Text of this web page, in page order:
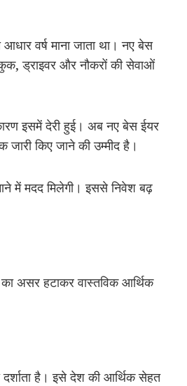
वर्ष माना जाता था। नए बेस
ड्राइवर और नौकरों की सेवाओं
इसमें देरी हुई। अब नए बेस ईयर
किए जाने की उम्मीद है।
में मदद मिलेगी। इससे निवेश बढ़
असर हटाकर वास्तविक आर्थिक
है। इसे देश की आर्थिक सेहत